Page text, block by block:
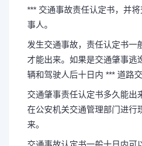
*** 交通事故责任认定书，并
事人。
发生交通事故，责任认定书一
才能出来。如果是交通肇事逃
辆和驾驶人后十日内 *** 道路
交通肇事责任认定书多久能出
在公安机关交通管理部门进行
来。
交通事故认定书一般十日内可